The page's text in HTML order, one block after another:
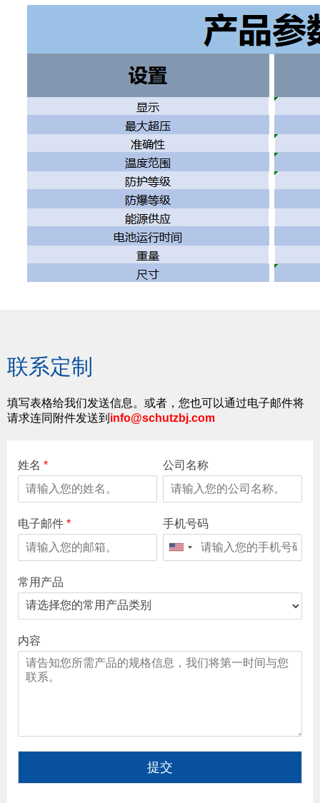
联系定制
填写表格给我们发送信息。或者，您也可以通过电子邮件将
请求连同附件发送到 info@schutzbj.com
姓名 * 公司名称
电子邮件 * 手机号码
常用产品
内容
提交